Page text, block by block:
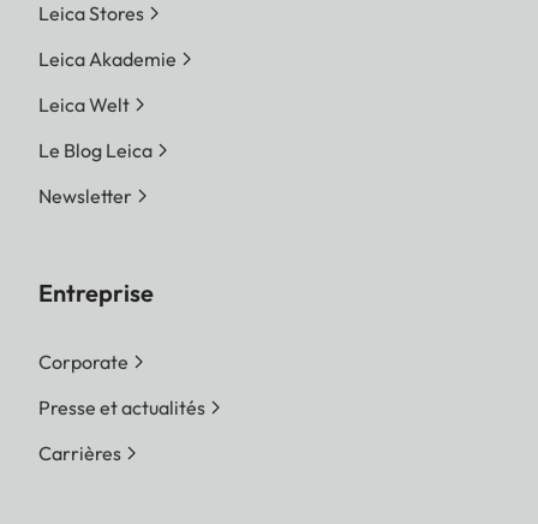
Leica Stores
Leica Akademie
Leica Welt
Le Blog Leica
Newsletter
Entreprise
Corporate
Presse et actualités
Carrières